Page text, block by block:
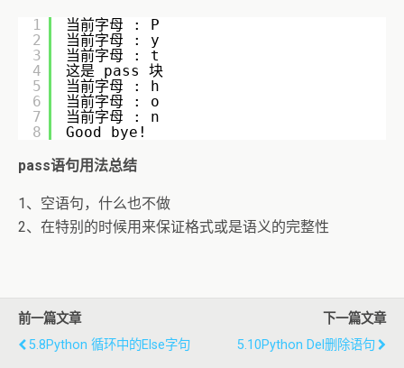
1
2
3
4
5
6
7
8
当前字母 : P
当前字母 : y
当前字母 : t
这是 pass 块
当前字母 : h
当前字母 : o
当前字母 : n
Good bye!
pass语句用法总结
1、空语句，什么也不做
2、在特别的时候用来保证格式或是语义的完整性
前一篇文章
5.8Python 循环中的else字句
下一篇文章
5.10Python Del删除语句